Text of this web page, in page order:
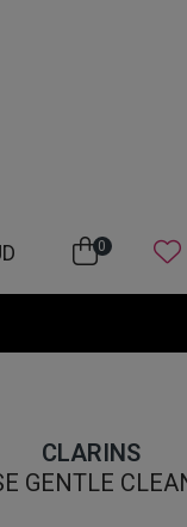
0
CLARINS
GENTLE